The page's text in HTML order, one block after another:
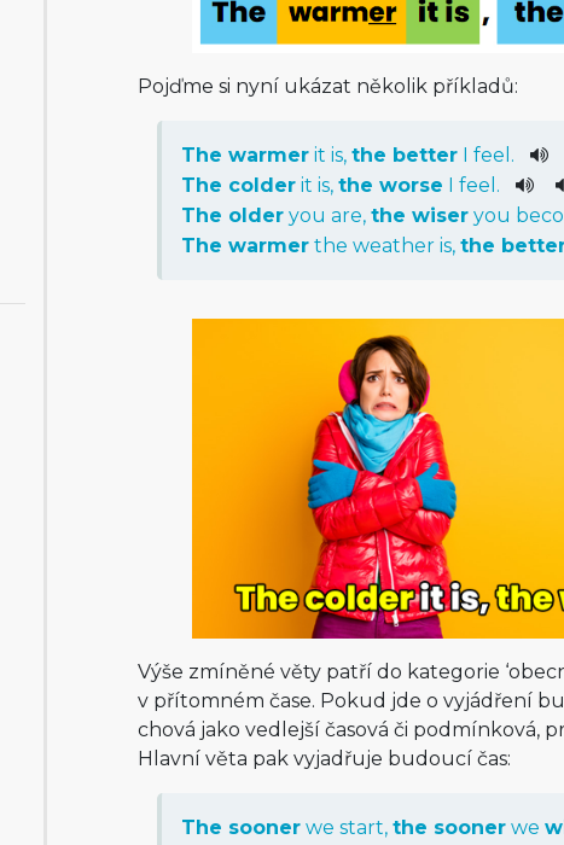
Pojďme si nyní ukázat několik příkladů:
The warmer it is, the better I feel .
The colder it is, the worse I feel .
The older you are, the wiser you
The warmer the weather is, the
Výše zmíněné věty patří do kategorie
v přítomném čase. Pokud jde o vyjádření
chová jako vedlejší časová či podmínková,
Hlavní věta pak vyjadřuje budoucí čas:
The sooner we start, the sooner we